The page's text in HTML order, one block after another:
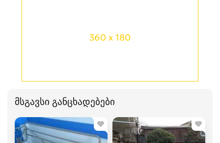
360 x 180
მსგავსი განცხადებები